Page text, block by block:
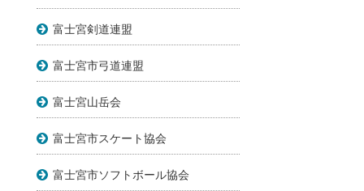
富士宮剣道連盟
富士宮市弓道連盟
富士宮山岳会
富士宮市スケート協会
富士宮市ソフトボール協会